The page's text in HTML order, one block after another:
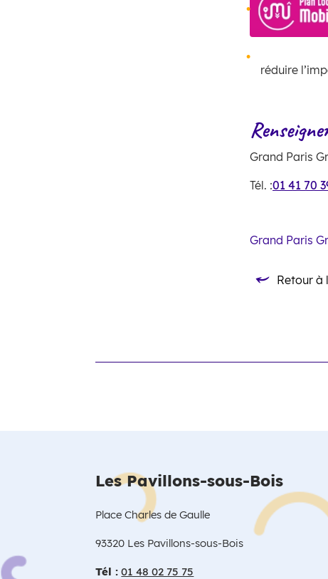
réduire
Grand Paris
Tél. :01 41 70
Grand Paris
Retour à la
Retour à
Les Pavillons-sous-Bois
Place Charles de Gaulle
93320 Les Pavillons-sous-Bois
Tél : 01 48 02 75 75